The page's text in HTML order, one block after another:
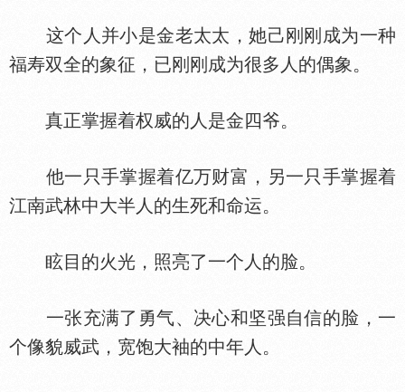
这个人并小是金老太太，她己刚刚成为一种
福寿双全的象征，已刚刚成为很多人的偶象。
真正掌握着权威的人是金四爷。
他一只手掌握着亿万财富，另一只手掌握着
江南武林中大半人的生死和命运。
眩目的火光，照亮了一个人的脸。
一张充满了勇气、决心和坚强自信的脸，一
个像貌威武，宽饱大袖的中年人。